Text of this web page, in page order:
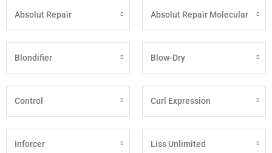
Absolut Repair Absolut Repair Molecular
Blondifier Blow-Dry
Control Curl Expression
Inforcer Liss Unlimited